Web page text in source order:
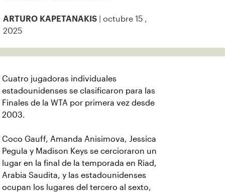
ARTURO KAPETANAKIS
| octubre 15 ,
2025
Cuatro jugadoras individuales
estadounidenses se clasificaron para las
Finales de la WTA por primera vez desde
2003.
Coco Gauff, Amanda Anisimova, Jessica
Pegula y Madison Keys se cercioraron un
lugar en la final de la temporada en Riad,
Arabia Saudita, y las estadounidenses
ocupan los lugares del tercero al sexto,